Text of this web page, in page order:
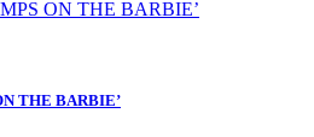
THE BARBIE’